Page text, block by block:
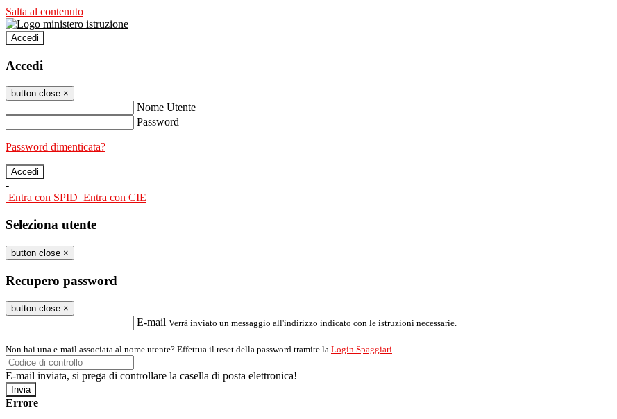
Salta al contenuto
Accedi
Accedi
button close ×
Nome Utente
Password
Password dimenticata?
-
Entra con SPID Entra con CIE
Seleziona utente
button close ×
Recupero password
button close ×
E-mail Verrà inviato un messaggio all'indirizzo indicato con le istruzioni necessarie.
Non hai una e-mail associata al nome utente? Effettua il reset della password tramite la Login Spaggiari
E-mail inviata, si prega di controllare la casella di posta elettronica!
Errore